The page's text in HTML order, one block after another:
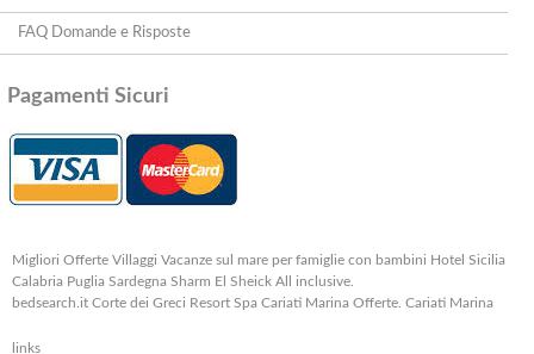
FAQ Domande e Risposte
Pagamenti Sicuri
Migliori Offerte Villaggi Vacanze sul mare per famiglie con bambini Hotel Sicilia
Calabria Puglia Sardegna Sharm El Sheick All inclusive.
bedsearch.it Corte dei Greci Resort Spa Cariati Marina Offerte. Cariati Marina
links